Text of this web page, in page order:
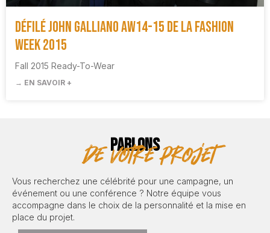
Défilé John Galliano AW14-15 de la Fashion
Week 2015
Fall 2015 Ready-To-Wear
→ EN SAVOIR +
PARLONS
de votre projet
Vous recherchez une célébrité pour une campagne, un
événement ou une conférence ? Notre équipe vous
accompagne dans le choix de la personnalité et la mise en
place du projet.